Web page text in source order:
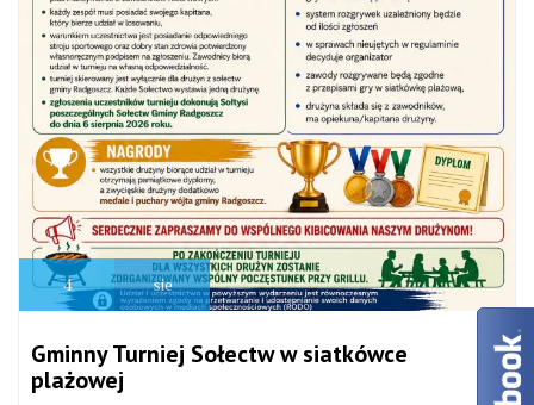
4 sie
Gminny Turniej Sołectw w siatkówce
plażowej